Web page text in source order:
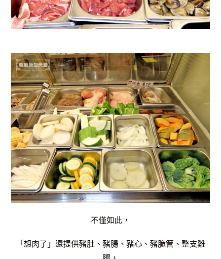
不僅如此，
「想肉了」還提供豬肚、豬腸、豬心、豬脆管、整支雞